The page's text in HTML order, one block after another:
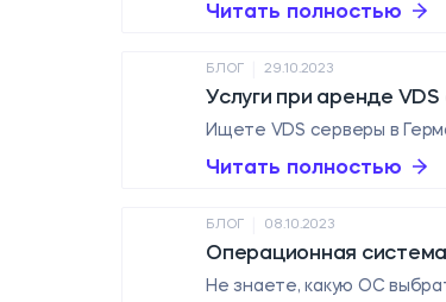
БЛОГ 08.10.2023
Операционная
Не знаете, какую ОС
БЛОГ 29.10.2023
Услуги при аренде
Ищете VDS серверы в
Читать полностью
Читать полностью